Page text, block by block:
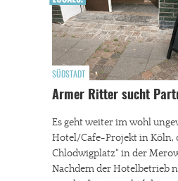
SÜDSTADT
Armer Ritter sucht
Es geht weiter im wohl
Hotel/Cafe-Projekt in Köln,
Chlodwigplatz“ in der
Nachdem der Hotelbetrieb